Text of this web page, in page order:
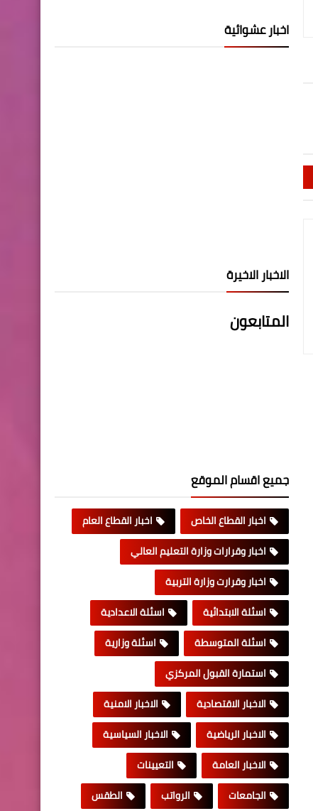
اخبار عشوائية
الاخبار الاخيرة
المتابعون
جميع اقسام الموقع
اخبار القطاع الخاص
اخبار القطاع العام
اخبار وقرارات وزارة التعليم العالي
اخبار وقرارت وزارة التربية
اسئلة الابتدائية
اسئلة الاعدادية
اسئلة المتوسطة
اسئلة وزارية
استمارة القبول المركزي
الاخبار الاقتصادية
الاخبار الامنية
الاخبار الرياضية
الاخبار السياسية
الاخبار العامة
التعيينات
الجامعات
الرواتب الطقس